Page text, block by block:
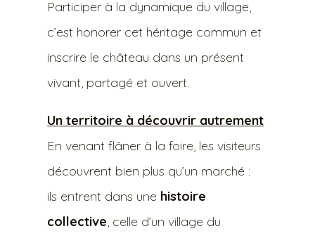
Participer à la dynamique du village,
c’est honorer cet héritage commun et
inscrire le château dans un présent
vivant, partagé et ouvert.
Un territoire à découvrir autrement
En venant flâner à la foire, les visiteurs
découvrent bien plus qu’un marché :
ils entrent dans une histoire
collective, celle d’un village du